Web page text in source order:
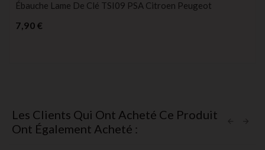
Ébauche Lame De Clé TSI09 PSA Citroen Peugeot
7,90 €
Les Clients Qui Ont Acheté Ce Produit
Ont Également Acheté :